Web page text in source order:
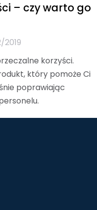
– czy warto go
2019
korzyści.
który pomoże Ci
poprawiając